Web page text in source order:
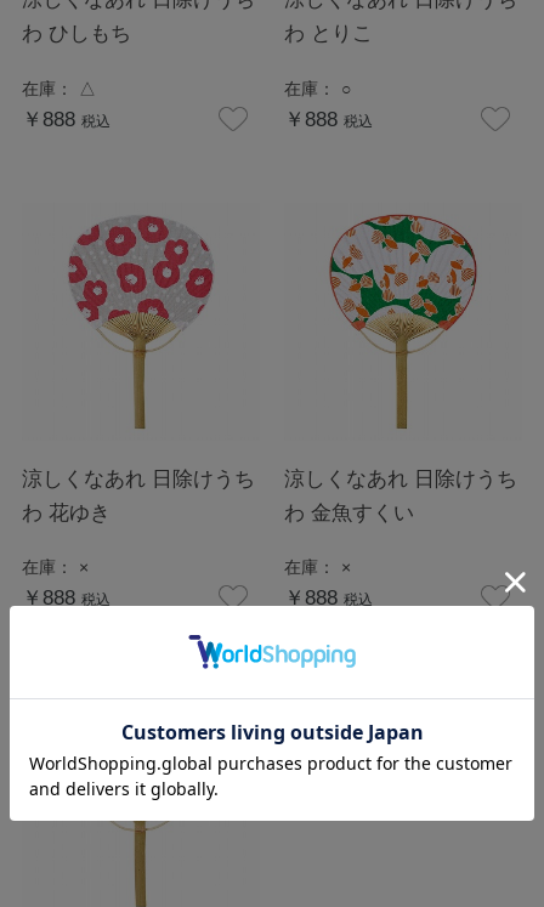
わ ひしもち
在庫： △
￥888 税込
わ とりこ
在庫： ○
￥888 税込
涼しくなあれ 日除けうち
わ 花ゆき
在庫： ×
￥888 税込
涼しくなあれ 日除けうち
わ 金魚すくい
在庫： ×
￥888 税込